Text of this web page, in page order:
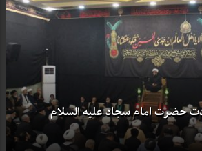
حضرت امام سجاد علیه السلام